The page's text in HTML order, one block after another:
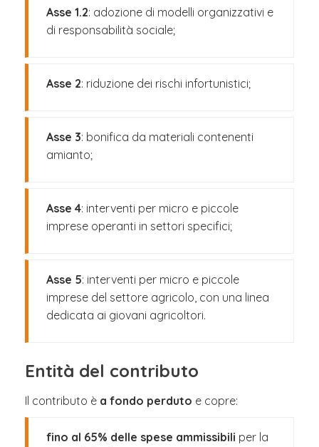
Asse 1.2: adozione di modelli organizzativi e
di responsabilità sociale;
Asse 2: riduzione dei rischi infortunistici;
Asse 3: bonifica da materiali contenenti
amianto;
Asse 4: interventi per micro e piccole
imprese operanti in settori specifici;
Asse 5: interventi per micro e piccole
imprese del settore agricolo, con una linea
dedicata ai giovani agricoltori.
Entità del contributo
Il contributo è a fondo perduto e copre:
fino al 65% delle spese ammissibili per la